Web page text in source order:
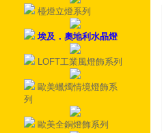
檯燈立燈系列
埃及．奧地利水晶燈
LOFT工業風燈飾系列
歐美蠟燭情境燈飾系
列
歐美全銅燈飾系列